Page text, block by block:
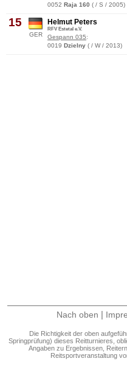
0052 Raja 160 ( / S / 2005)
15
GER
Helmut Peters
RFV Estetal e.V.
Gespann 035:
0019 Dzielny ( / W / 2013)
Nach oben |
Die Richtigkeit der oben
Springprüfung) dieses Reitturnieres,
Angaben zu Ergebnissen,
Reitsportveranstaltung